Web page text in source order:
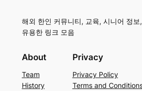
해외 한인 커뮤니티, 교육, 시니어 정
유용한 링크 모음
About
Team
History
Privacy
Privacy Policy
Terms and